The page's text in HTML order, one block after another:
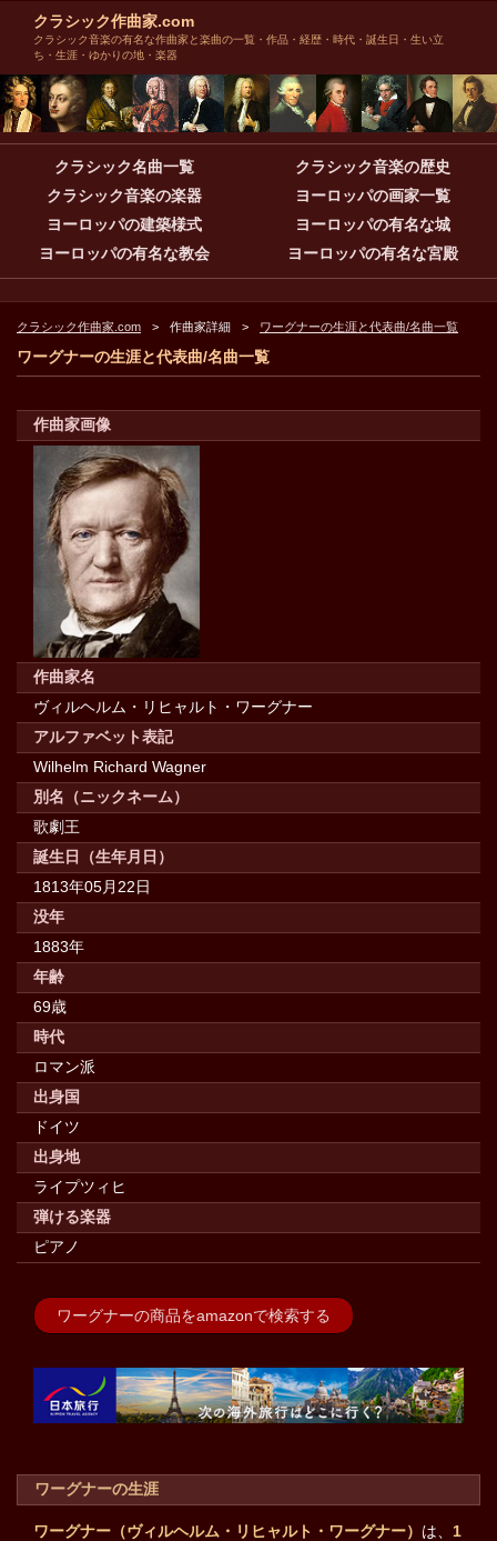
クラシック作曲家.com
クラシック音楽の有名な作曲家と楽曲の一覧・作品・経歴・時代・誕生日・生い立
ち・生涯・ゆかりの地・楽器
クラシック名曲一覧
クラシック音楽の歴史
クラシック音楽の楽器
ヨーロッパの画家一覧
ヨーロッパの建築様式
ヨーロッパの有名な城
ヨーロッパの有名な教会
ヨーロッパの有名な宮殿
クラシック作曲家.com 作曲家詳細 ワーグナーの生涯と代表曲/名曲一覧
ワーグナーの生涯と代表曲/名曲一覧
作曲家画像
作曲家名
ヴィルヘルム・リヒャルト・ワーグナー
アルファベット表記
Wilhelm Richard Wagner
別名（ニックネーム）
歌劇王
誕生日（生年月日）
1813年05月22日
没年
1883年
年齢
69歳
時代
ロマン派
出身国
ドイツ
出身地
ライプツィヒ
弾ける楽器
ピアノ
ワーグナーの商品をamazonで検索する
ワーグナーの生涯
ワーグナー（ヴィルヘルム・リヒャルト・ワーグナー） は、 1